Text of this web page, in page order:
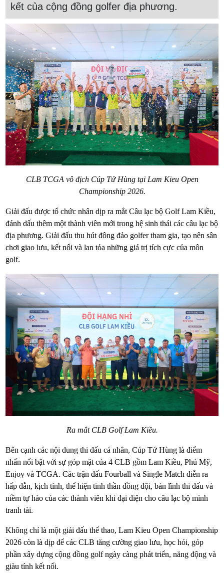
kết của cộng đồng golfer địa phương.
CLB TCGA vô địch Cúp Tứ Hùng tại Lam Kieu Open
Championship 2026.
Giải đấu được tổ chức nhân dịp ra mắt Câu lạc bộ Golf Lam Kiều,
đánh dấu thêm một thành viên mới trong hệ sinh thái các câu lạc bộ
địa phương. Giải đấu thu hút đông đảo golfer tham gia, tạo nên sân
chơi giao lưu, kết nối và lan tỏa những giá trị tích cực của môn
golf.
Ra mắt CLB Golf Lam Kiều.
Bên cạnh các nội dung thi đấu cá nhân, Cúp Tứ Hùng là điểm
nhấn nổi bật với sự góp mặt của 4 CLB gồm Lam Kiều, Phú Mỹ,
Enjoy và TCGA. Các trận đấu Fourball và Single Match diễn ra
hấp dẫn, kịch tính, thể hiện tinh thần đồng đội, bản lĩnh thi đấu và
niềm tự hào của các thành viên khi đại diện cho câu lạc bộ mình
tranh tài.
Không chỉ là một giải đấu thể thao, Lam Kieu Open Championship
2026 còn là dịp để các CLB tăng cường giao lưu, học hỏi, góp
phần xây dựng cộng đồng golf ngày càng phát triển, năng động và
giàu tính kết nối.